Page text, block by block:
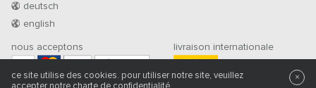
deutsch
english
nous acceptons livraison internationale
ce site utilise des cookies. pour utiliser notre site, veuillez
×